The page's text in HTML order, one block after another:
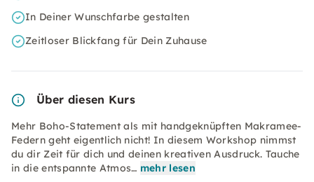
In Deiner Wunschfarbe gestalten
Zeitloser Blickfang für Dein Zuhause
Über diesen Kurs
Mehr Boho-Statement als mit handgeknüpften Makramee-
Federn geht eigentlich nicht! In diesem Workshop nimmst
du dir Zeit für dich und deinen kreativen Ausdruck. Tauche
in die entspannte Atmos… mehr lesen